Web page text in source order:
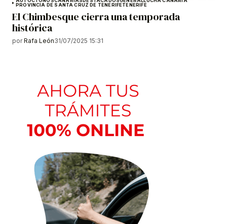
PROVINCIA DE SANTA CRUZ DE TENERIFETENERIFE
El Chimbesque cierra una temporada
histórica
por Rafa León31/07/2025 15:31